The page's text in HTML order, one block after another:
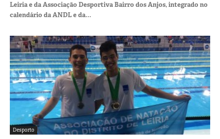
Leiria e da Associação Desportiva Bairro dos Anjos, integrado no
calendário da ANDL e da...
Desporto